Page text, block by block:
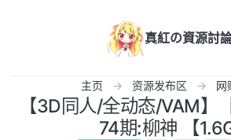
真紅の資源討
主页 资源发布区 网
【3D同人/全动态/VAM】
74期:柳神 【1.6G